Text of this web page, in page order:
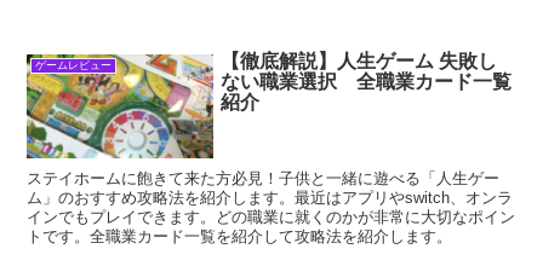
ゲームレビュー
【徹底解説】人生ゲーム 失敗し
ない職業選択 全職業カード一覧
紹介
ステイホームに飽きて来た方必見！子供と一緒に遊べる「人生ゲー
ム」のおすすめ攻略法を紹介します。最近はアプリやswitch、オンラ
インでもプレイできます。どの職業に就くのかが非常に大切なポイン
トです。全職業カード一覧を紹介して攻略法を紹介します。